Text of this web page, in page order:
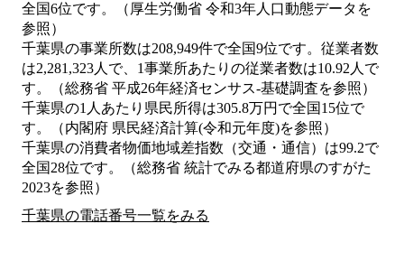
全国6位です。（厚生労働省 令和3年人口動態データを
参照）
千葉県の事業所数は208,949件で全国9位です。従業者数
は2,281,323人で、1事業所あたりの従業者数は10.92人で
す。（総務省 平成26年経済センサス‐基礎調査を参照）
千葉県の1人あたり県民所得は305.8万円で全国15位で
す。（内閣府 県民経済計算(令和元年度)を参照）
千葉県の消費者物価地域差指数（交通・通信）は99.2で
全国28位です。（総務省 統計でみる都道府県のすがた
2023を参照）
千葉県の電話番号一覧をみる